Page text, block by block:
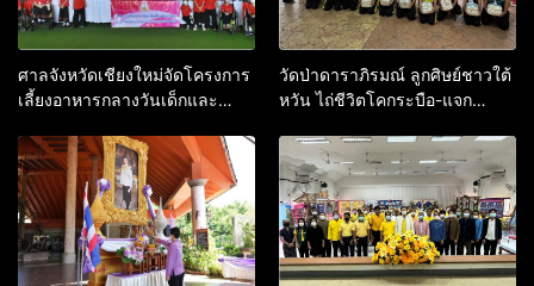
ศาลจังหวัดเชียงใหม่จัดโครงการ
เลี้ยงอาหารกลางวันเด็กและ
วัดป่าดาราภิรมณ์ ลูกศิษย์ชาวใต้
หวัน ไถ่ชีวิตโคกระบือ-แจก